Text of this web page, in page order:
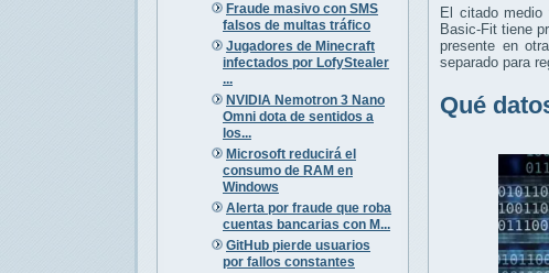
Fraude masivo con SMS
falsos de multas tráfico
Jugadores de Minecraft
infectados por LofyStealer
...
NVIDIA Nemotron 3 Nano
Omni dota de sentidos a
los...
Microsoft reducirá el
consumo de RAM en
Windows
Alerta por fraude que roba
cuentas bancarias con M...
GitHub pierde usuarios
por fallos constantes
El citado
Basic-Fit tiene
presente en
separado para
Qué